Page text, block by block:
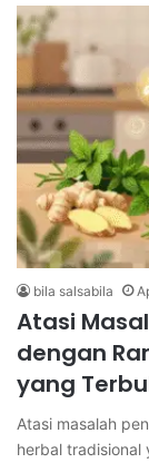
bila salsabila
Atasi
dengan
yang
Atasi masalah
herbal